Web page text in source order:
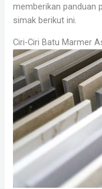
memberikan panduan
simak berikut ini.
Ciri-Ciri Batu Marmer